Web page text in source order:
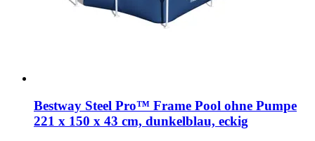
Bestway Steel Pro™ Frame Pool ohne Pumpe
221 x 150 x 43 cm, dunkelblau, eckig